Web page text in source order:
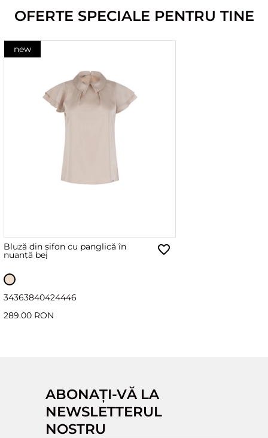
OFERTE SPECIALE PENTRU TINE
new
Bluză din șifon cu panglică în
nuanță bej
34363840424446
289.00 RON
ABONAȚI-VĂ LA
NEWSLETTERUL
NOSTRU